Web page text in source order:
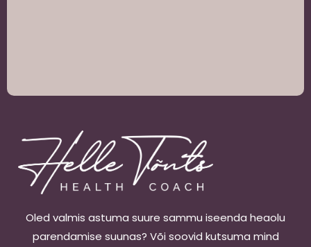
Oled valmis astuma suure sammu iseenda heaolu
parendamise suunas? Või soovid kutsuma mind